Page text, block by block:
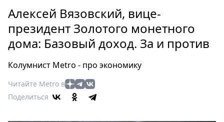
Россия
Мир
Здоровье
Туризм
Мода
Театр
Алексей Вязовский, вице-
президент Золотого монетного
дома: Базовый доход. За и против
Колумнист Metro - про экономику
Читайте Metro в
Поделиться